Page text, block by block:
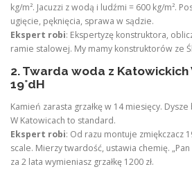
kg/m². Jacuzzi z wodą i ludźmi = 600 kg/m².
ugięcie, pęknięcia, sprawa w sądzie.
Ekspert robi: Ekspertyzę konstruktora,
ramie stalowej. My mamy konstruktorów ze
2. Twarda woda z Katowickich
19°dH
Kamień zarasta grzałkę w 14 miesięcy.
W Katowicach to standard.
Ekspert robi: Od razu montuje zmiękczacz
scale. Mierzy twardość, ustawia chemię.
za 2 lata wymieniasz grzałkę 1200 zł.